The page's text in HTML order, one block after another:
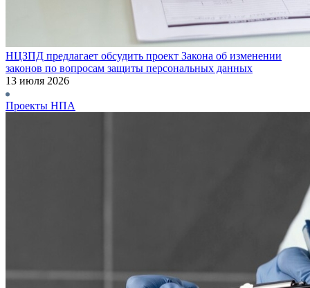
НЦЗПД предлагает обсудить проект Закона об изменении
законов по вопросам защиты персональных данных
13 июля 2026
Проекты НПА